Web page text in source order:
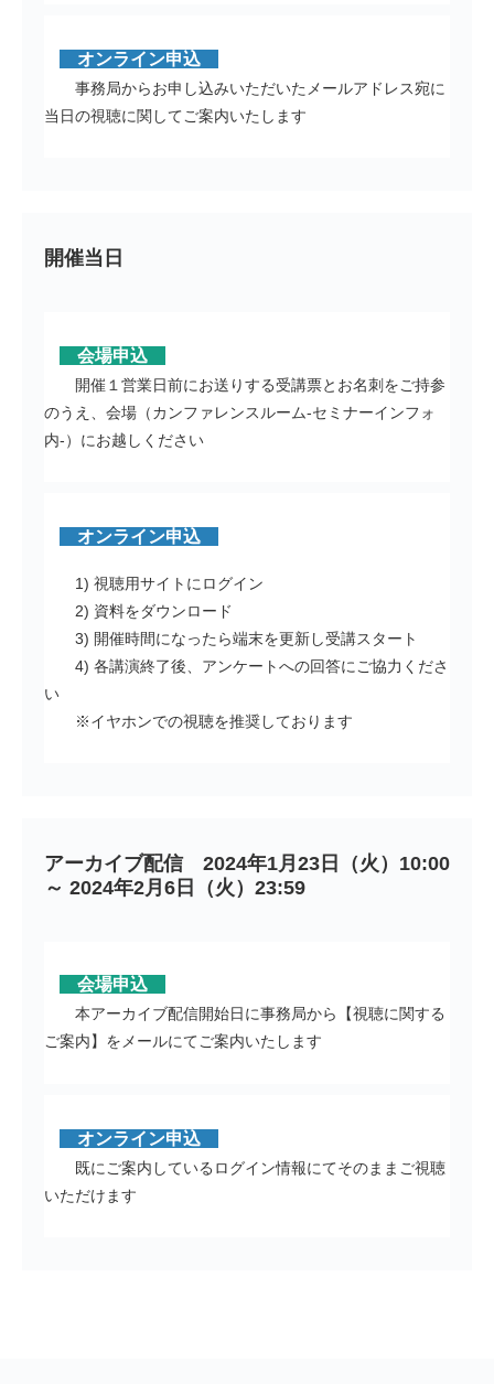
オンライン申込
事務局からお申し込みいただいたメールアドレス宛に
当日の視聴に関してご案内いたします
開催当日
会場申込
開催１営業日前にお送りする受講票とお名刺をご持参
のうえ、会場（カンファレンスルーム-セミナーインフォ
内-）にお越しください
オンライン申込
1) 視聴用サイトにログイン
2) 資料をダウンロード
3) 開催時間になったら端末を更新し受講スタート
4) 各講演終了後、アンケートへの回答にご協力くださ
い
※イヤホンでの視聴を推奨しております
アーカイブ配信　2024年1月23日（火）10:00
～ 2024年2月6日（火）23:59
会場申込
本アーカイブ配信開始日に事務局から【視聴に関する
ご案内】をメールにてご案内いたします
オンライン申込
既にご案内しているログイン情報にてそのままご視聴
いただけます